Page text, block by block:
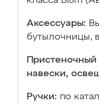
Аксессуары:
бутылочницы,
навески,
Ручки: по